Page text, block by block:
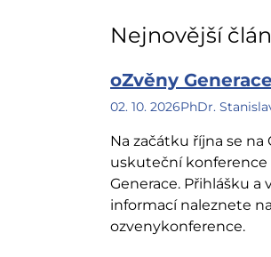
Nejnovější
oZvěny Generace
02. 10. 2026PhDr.
Na začátku října se na
uskuteční konference
Generace. Přihlášku a
informací naleznete
ozvenykonference.